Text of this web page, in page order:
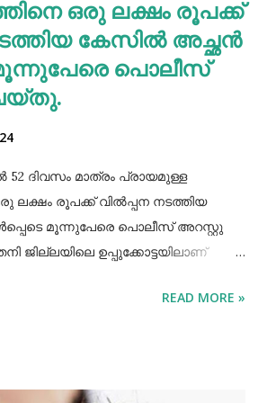
ഒരു ലക്ഷം രൂപക്ക്
കേസില്‍ അച്ഛൻ
മൂന്നുപേരെ പൊലീസ്
52 ദിവസം മാത്രം പ്രായമുള്ള
രൂപക്ക് വില്‍പ്പന നടത്തിയ
മൂന്നുപേരെ പൊലീസ് അറസ്റ്റു
ജില്ലയിലെ ഉപ്പുക്കോട്ടയിലാണ്
അറസ്റ്റിലായത്. തേനി
READ MORE »